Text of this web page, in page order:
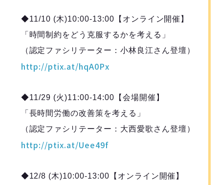
◆11/10 (木)10:00-13:00【オンライン開催】
「時間制約をどう克服するかを考える」
（認定ファシリテーター：小林良江さん登壇）
http://ptix.at/hqA0Px
◆11/29 (火)11:00-14:00【会場開催】
「長時間労働の改善策を考える」
（認定ファシリテーター：大西愛歌さん登壇）
http://ptix.at/Uee49f
◆12/8 (木)10:00-13:00【オンライン開催】